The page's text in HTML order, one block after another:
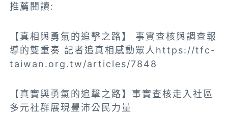
推薦閱讀:
【真相與勇氣的追擊之路】 事實查核與調查報
導的雙重奏 記者追真相感動眾人https://tfc-
taiwan.org.tw/articles/7848
【真實與勇氣的追擊之路】事實查核走入社區
多元社群展現豐沛公民力量